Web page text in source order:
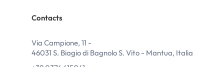
Contacts
Via Campione, 11 -
46031 S. Biagio di Bagnolo S. Vito - Mantua, Italia